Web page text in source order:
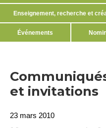
Enseignement, recherche et
Événements
et invitations
23 mars 2010